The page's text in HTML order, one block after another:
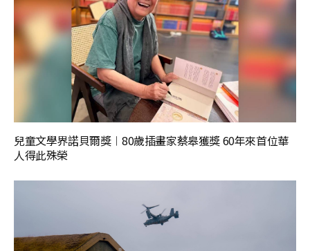
兒童文學界諾貝爾獎︱80歲插畫家蔡皋獲獎 60年來首位華
人得此殊榮